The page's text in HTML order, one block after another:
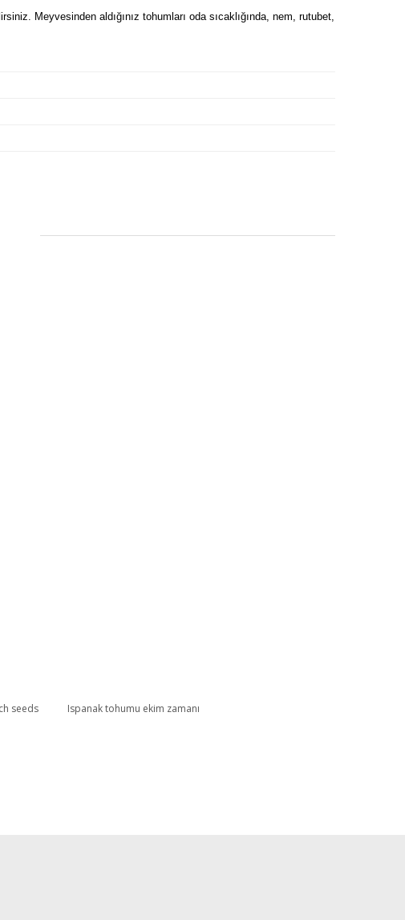
Meyvesinden aldığınız tohumları oda sıcaklığında, nem, rutubet,
lezzeti güzel daha ne olsun. Teşekkürler...
seeds
Ispanak tohumu ekim zamanı